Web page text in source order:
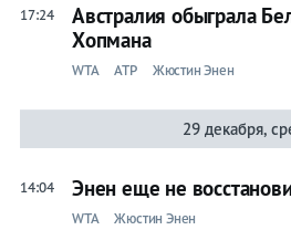
17:24
Австралия обыграла
Хопмана
WTA ATP Жюстин Энен
29 декабря,
14:04 Энен еще не
WTA Жюстин Энен